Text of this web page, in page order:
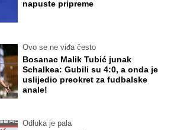
napuste pripreme
Ovo se ne viđa često
Bosanac Malik Tubić junak
Schalkea: Gubili su 4:0, a onda je
uslijedio preokret za fudbalske
anale!
Odluka je pala